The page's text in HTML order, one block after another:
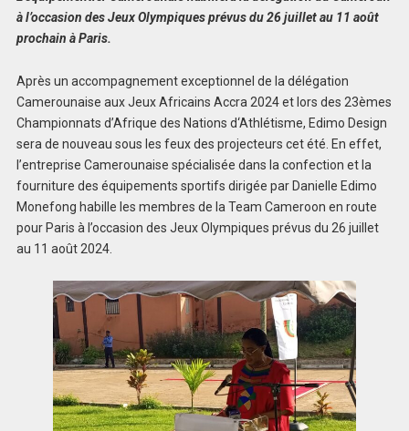
à l’occasion des Jeux Olympiques prévus du 26 juillet au 11 août
prochain à Paris.
Après un accompagnement exceptionnel de la délégation
Camerounaise aux Jeux Africains Accra 2024 et lors des 23èmes
Championnats d’Afrique des Nations d‘Athlétisme, Edimo Design
sera de nouveau sous les feux des projecteurs cet été. En effet,
l’entreprise Camerounaise spécialisée dans la confection et la
fourniture des équipements sportifs dirigée par Danielle Edimo
Monefong habille les membres de la Team Cameroon en route
pour Paris à l’occasion des Jeux Olympiques prévus du 26 juillet
au 11 août 2024.